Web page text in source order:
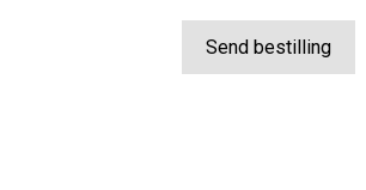
var:
kr 5.740,00.
Send bestilling